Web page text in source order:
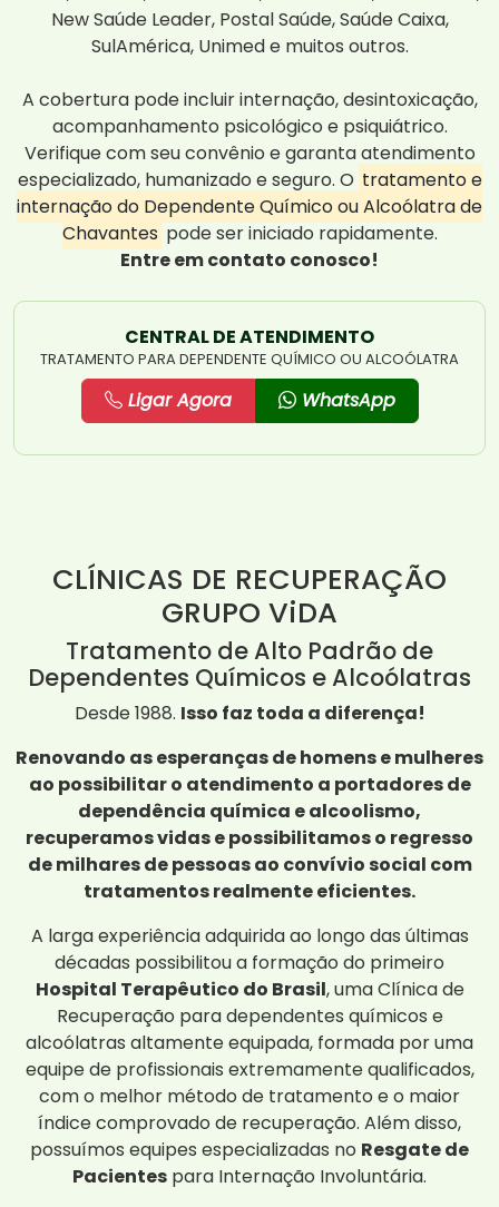
New Saúde Leader, Postal Saúde, Saúde Caixa,
SulAmérica, Unimed e muitos outros.
A cobertura pode incluir internação, desintoxicação,
acompanhamento psicológico e psiquiátrico.
Verifique com seu convênio e garanta atendimento
especializado, humanizado e seguro. O tratamento e
internação do Dependente Químico ou Alcoólatra de
Chavantes pode ser iniciado rapidamente.
Entre em contato conosco!
CENTRAL DE ATENDIMENTO
TRATAMENTO PARA DEPENDENTE QUÍMICO OU ALCOÓLATRA
Ligar Agora WhatsApp
CLÍNICAS DE RECUPERAÇÃO
GRUPO ViDA
Tratamento de Alto Padrão de
Dependentes Químicos e Alcoólatras
Desde 1988. Isso faz toda a diferença!
Renovando as esperanças de homens e mulheres
ao possibilitar o atendimento a portadores de
dependência química e alcoolismo,
recuperamos vidas e possibilitamos o regresso
de milhares de pessoas ao convívio social com
tratamentos realmente eficientes.
A larga experiência adquirida ao longo das últimas
décadas possibilitou a formação do primeiro
Hospital Terapêutico do Brasil, uma Clínica de
Recuperação para dependentes químicos e
alcoólatras altamente equipada, formada por uma
equipe de profissionais extremamente qualificados,
com o melhor método de tratamento e o maior
índice comprovado de recuperação. Além disso,
possuímos equipes especializadas no Resgate de
Pacientes para Internação Involuntária.